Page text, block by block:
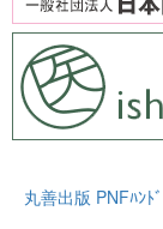
丸善出版 PNFﾊﾝﾄ